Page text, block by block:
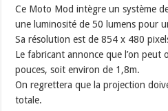
Ce Moto Mod intègre un système
une luminosité de 50 lumens pour
Sa résolution est de 854 x 480
Le fabricant annonce que l’on peut
pouces, soit environ de 1,8m.
On regrettera que la projection
totale.